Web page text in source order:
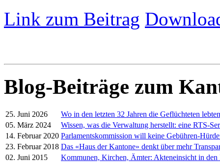
Link zum Beitrag
Blog-Beiträge zum
25. Juni 2026
Wo in den letzten 32 Jahren die Geflüchteten lebten
05. März 2024
Wissen, was die Verwaltung herstellt: eine RTS-
14. Februar 2020 Parlamentskommission will keine Gebühren-
23. Februar 2018 Das «Haus der Kantone» denkt über mehr
02. Juni 2015
Kommunen, Kirchen, Ämter: Akteneinsicht in den